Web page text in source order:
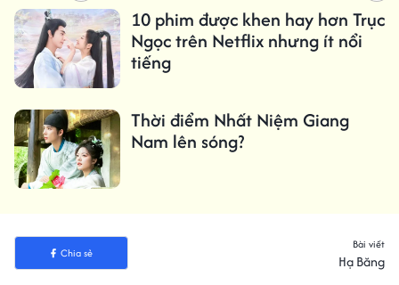
10 phim được khen hay hơn Trục
Ngọc trên Netflix nhưng ít nổi
tiếng
Thời điểm Nhất Niệm Giang
Nam lên sóng?
Chia sẻ
Bài viết
Hạ Băng